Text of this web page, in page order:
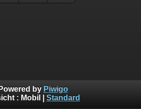
Powered by Piwigo
: Mobil Standard